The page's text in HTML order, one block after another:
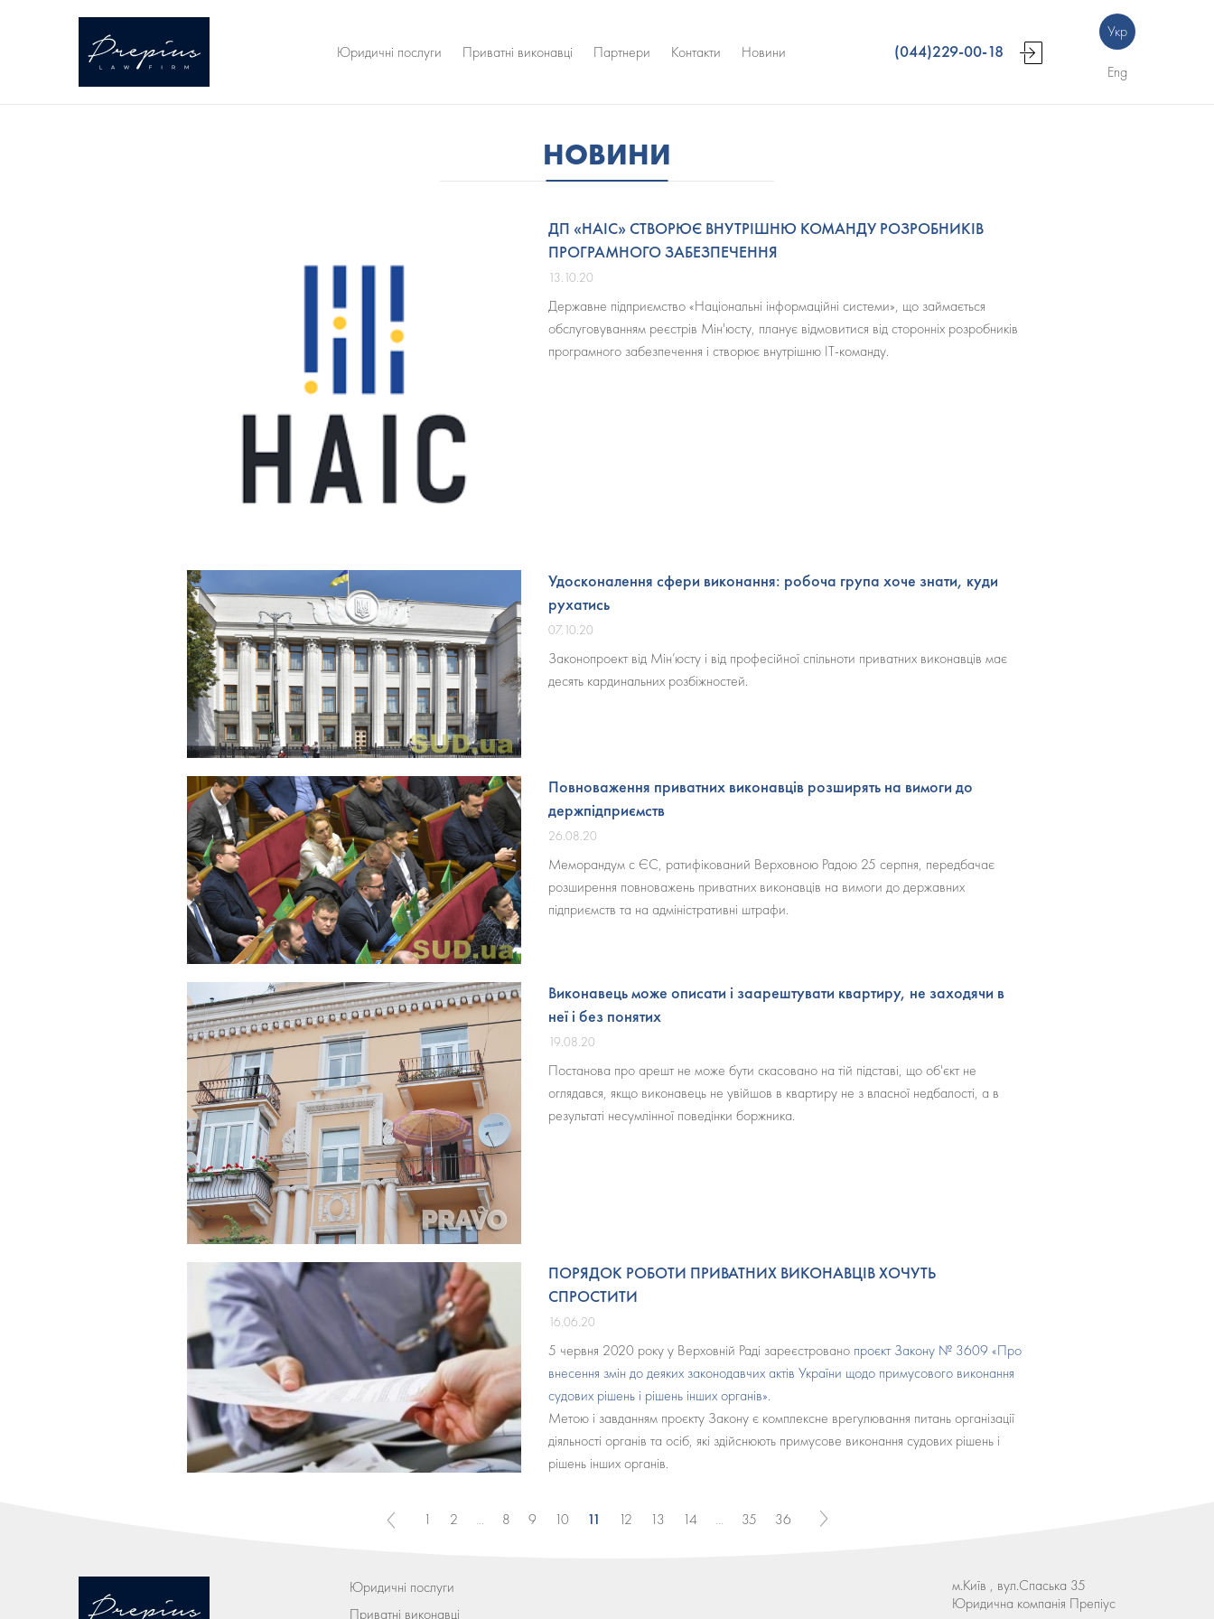
Юридичні послуги Приватні виконавці Партнери Контакти Новини (044)229-00-18
Укр
Eng
НОВИНИ
ДП «НАІС» СТВОРЮЄ ВНУТРІШНЮ КОМАНДУ РОЗРОБНИКІВ
ПРОГРАМНОГО ЗАБЕЗПЕЧЕННЯ
13.10.20
Державне підприємство «Національні інформаційні системи», що займається
обслуговуванням реєстрів Мін'юсту, планує відмовитися від сторонніх розробників
програмного забезпечення і створює внутрішню ІТ-команду.
Удосконалення сфери виконання: робоча група хоче знати, куди
рухатись
07.10.20
Законопроект від Мін’юсту і від професійної спільноти приватних виконавців має
десять кардинальних розбіжностей.
Повноваження приватних виконавців розширять на вимоги до
держпідприємств
26.08.20
Меморандум с ЄС, ратифікований Верховною Радою 25 серпня, передбачає
розширення повноважень приватних виконавців на вимоги до державних
підприємств та на адміністративні штрафи.
Виконавець може описати і заарештувати квартиру, не заходячи в
неї і без понятих
19.08.20
Постанова про арешт не може бути скасовано на тій підставі, що об'єкт не
оглядався, якщо виконавець не увійшов в квартиру не з власної недбалості, а в
результаті несумлінної поведінки боржника.
ПОРЯДОК РОБОТИ ПРИВАТНИХ ВИКОНАВЦІВ ХОЧУТЬ
СПРОСТИТИ
16.06.20
5 червня 2020 року у Верховній Раді зареєстровано проєкт Закону № 3609 «Про
внесення змін до деяких законодавчих актів України щодо примусового виконання
судових рішень і рішень інших органів».
Метою і завданням проєкту Закону є комплексне врегулювання питань організації
діяльності органів та осіб, які здійснюють примусове виконання судових рішень і
рішень інших органів.
1 2 ... 8 9 10 11 12 13 14 ... 35 36
Юридичні послуги
Приватні виконавці
м.Київ , вул.Спаська 35
Юридична компанія Препіус